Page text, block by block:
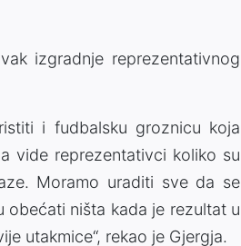
izgradnje reprezentativnog
i fudbalsku groznicu koja
vide reprezentativci koliko su
Moramo uraditi sve da se
obećati ništa kada je rezultat u
utakmice“, rekao je Gjergja.